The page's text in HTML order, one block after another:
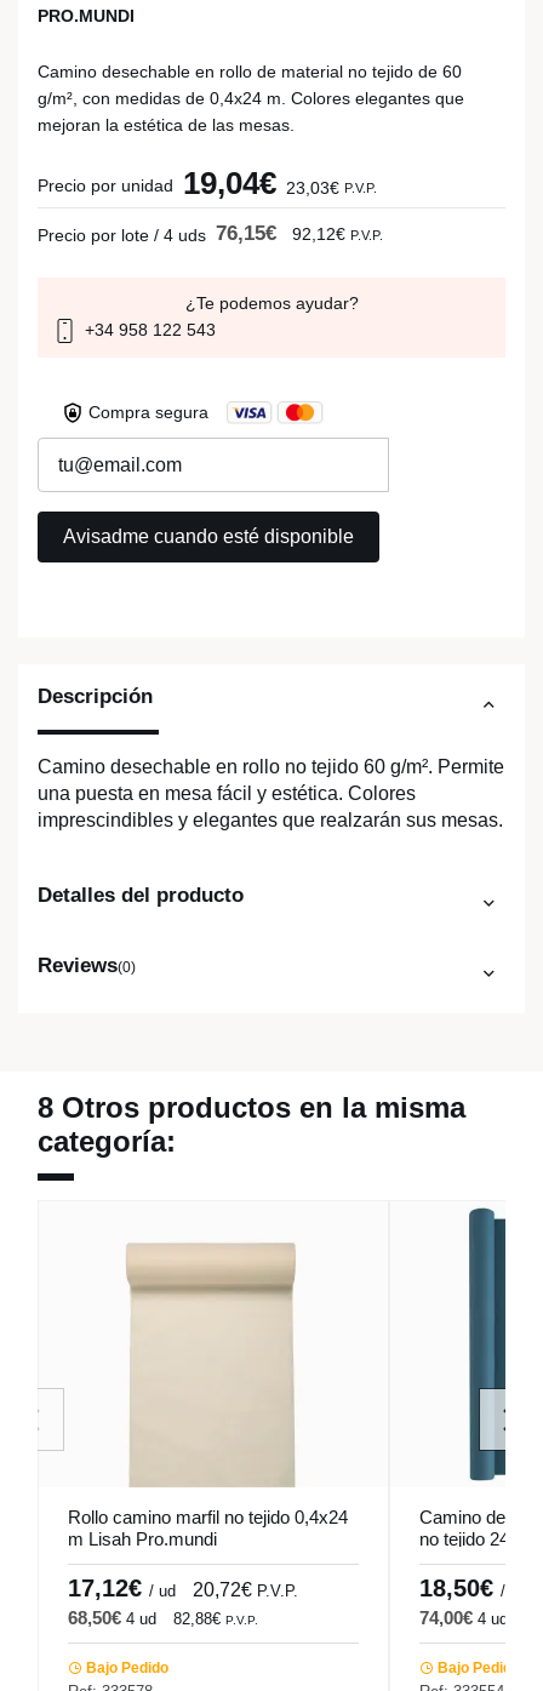
Descripción
Camino desechable en rollo no tejido 60 g/m². Permite
una puesta en mesa fácil y estética. Colores
imprescindibles y elegantes que realzarán sus mesas.
Detalles del producto
Reviews(0)
PRO.MUNDI
Camino desechable en rollo de material no tejido de 60
g/m², con medidas de 0,4x24 m. Colores elegantes que
mejoran la estética de las mesas.
Precio por unidad 19,04€ 23,03€ P.V.P.
Precio por lote / 4 uds 76,15€ 92,12€ P.V.P.
¿Te podemos ayudar?
+34 958 122 543
Compra segura
8 Otros productos en la misma
categoría:
Rollo camino marfil no tejido 0,4x24
m Lisah Pro.mundi
17,12€ / ud 20,72€ P.V.P.
68,50€ 4 ud 82,88€ P.V.P.
Bajo Pedido
Camino
no tejido
18,50€ / ud
74,00€ 4 ud
Bajo Pedido